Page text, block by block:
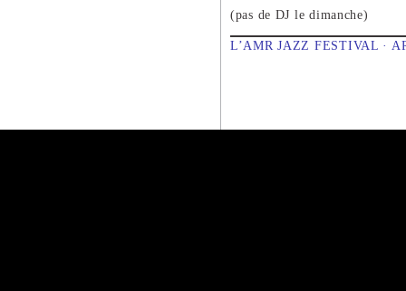
(pas de DJ le dimanche)
L’AMR JAZZ FESTIVAL ·